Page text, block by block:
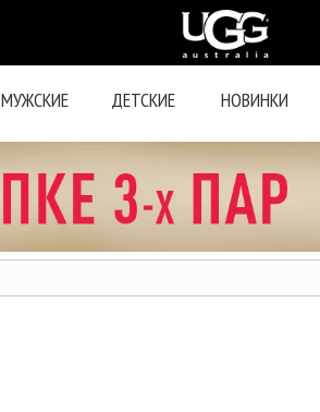
МУЖСКИЕ ДЕТСКИЕ НОВИНКИ